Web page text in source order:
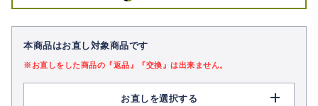
本商品はお直し対象商品です
※お直しをした商品の『返品』『交換』は出来ません。
お直しを選択する